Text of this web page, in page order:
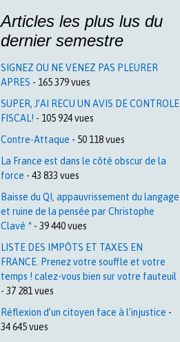
Articles les plus lus du
dernier semestre
SIGNEZ OU NE VENEZ PAS PLEURER
APRES - 165 379 vues
SUPER, J’AI RECU UN AVIS DE CONTROLE
FISCAL! - 105 924 vues
Contre-Attaque - 50 118 vues
La France est dans le côté obscur de la
force - 43 833 vues
Baisse du QI, appauvrissement du langage
et ruine de la pensée par Christophe
Clavé * - 39 440 vues
LISTE DES IMPÔTS ET TAXES EN
FRANCE. Prenez votre souffle et votre
temps ! calez-vous bien sur votre fauteuil
- 37 281 vues
Réflexion d’un citoyen face à l’injustice -
34 645 vues